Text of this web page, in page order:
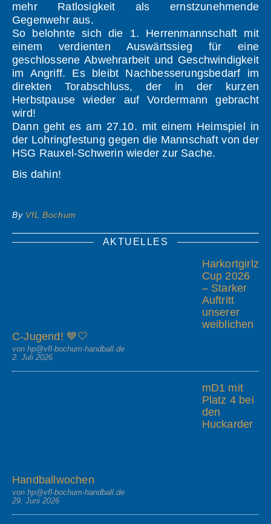
mehr Ratlosigkeit als ernstzunehmende
Gegenwehr aus.
So belohnte sich die 1. Herrenmannschaft mit
einem verdienten Auswärtssieg für eine
geschlossene Abwehrarbeit und Geschwindigkeit
im Angriff. Es bleibt Nachbesserungsbedarf im
direkten Torabschluss, der in der kurzen
Herbstpause wieder auf Vordermann gebracht
wird!
Dann geht es am 27.10. mit einem Heimspiel in
der Lohringfestung gegen die Mannschaft von der
HSG Rauxel-Schwerin wieder zur Sache.
Bis dahin!
By VfL Bochum
AKTUELLES
Harkortgirlz
Cup 2026
– Starker
Auftritt
unserer
weiblichen
C-Jugend! 💙🤍
von hp@vfl-bochum-handball.de
2. Juli 2026
mD1 mit
Platz 4 bei
den
Huckarder
Handballwochen
von hp@vfl-bochum-handball.de
29. Juni 2026